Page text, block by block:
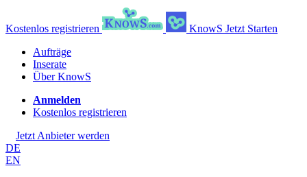
Kostenlos registrieren KnowS Jetzt Starten
Aufträge
Inserate
Über KnowS
Anmelden
Kostenlos registrieren
Jetzt Anbieter werden
DE
EN